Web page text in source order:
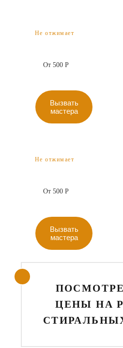
Не отжимает
От 500 Р
Вызвать
мастера
Не отжимает
От 500 Р
Вызвать
мастера
ЦЕНЫ НА